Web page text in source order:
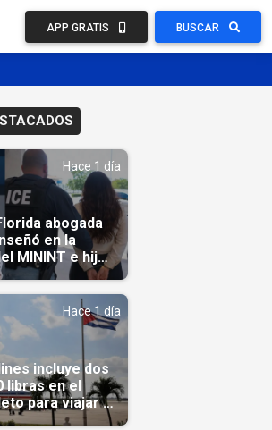
APP GRATIS BUSCAR
Hace 1 día
abogada
en la
MININT e hija
cubano
Hace 1 día
incluye dos
libras en el
para viajar a